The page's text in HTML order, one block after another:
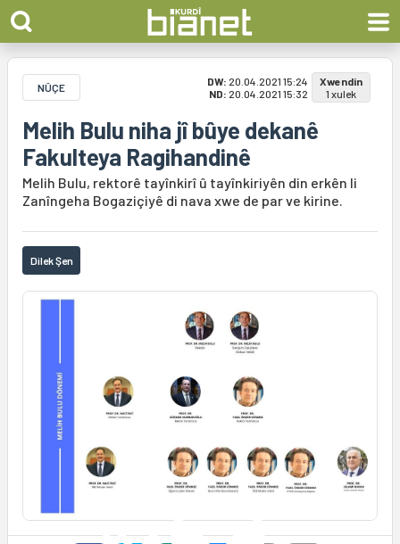
NÛÇE DW: 20.04.2021 15:24
ND: 20.04.2021 15:32
Xwendin
1 xulek
Melih Bulu niha jî bûye dekanê
Fakulteya Ragihandinê
Melih Bulu, rektorê tayînkirî û tayînkiriyên din erkên li
Zanîngeha Bogaziçiyê di nava xwe de par ve kirine.
Dilek Şen